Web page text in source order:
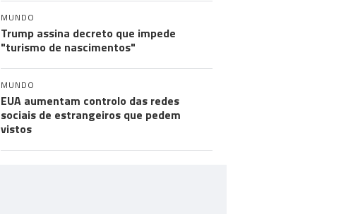
MUNDO
Trump assina decreto que impede
"turismo de nascimentos"
MUNDO
EUA aumentam controlo das redes
sociais de estrangeiros que pedem
vistos